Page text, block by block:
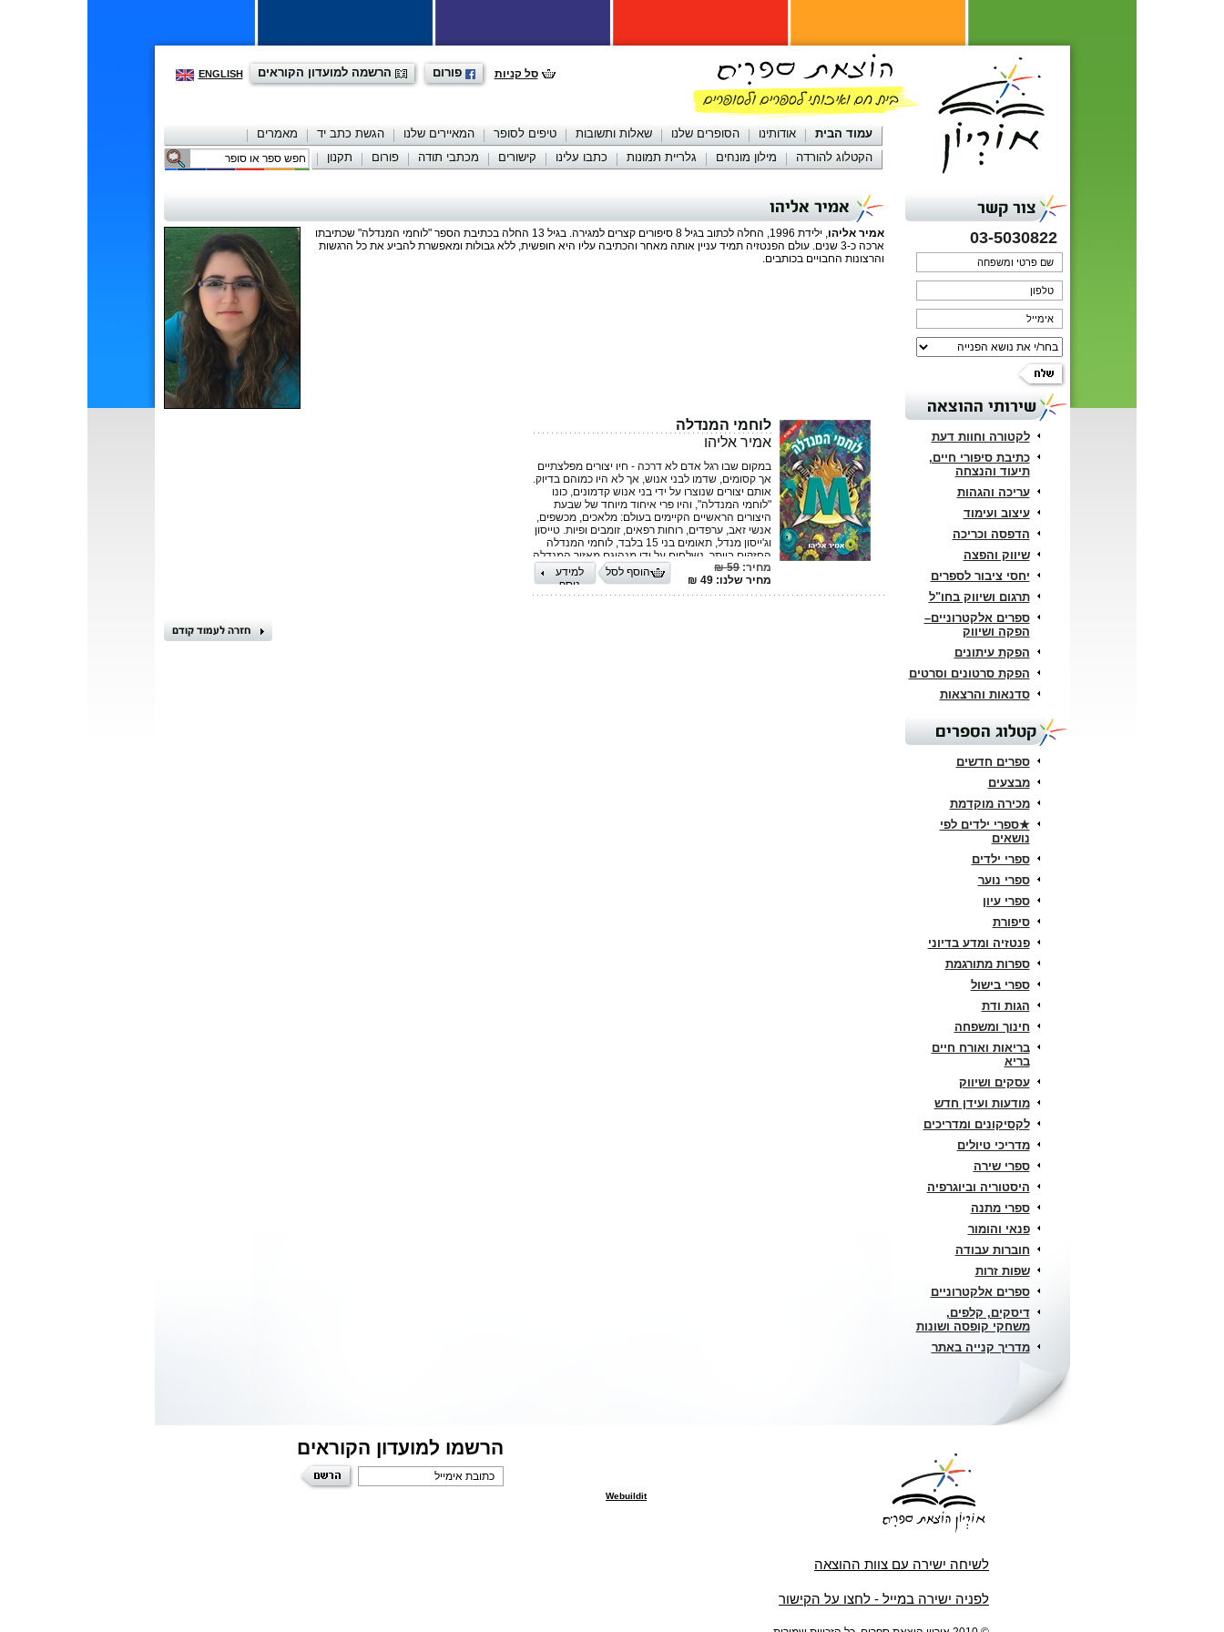
ENGLISH הרשמה למועדון הקוראים פורום סל קניות
עמוד הבית אודותינו הסופרים שלנו שאלות ותשובות טיפים לסופר המאיירים שלנו הגשת כתב יד
מאמרים
הקטלוג להורדה
מילון מונחים גלריית תמונות כתבו עלינו קישורים מכתבי תודה פורום תקנון יצירת קשר
צור קשר
03-5030822
שירותי ההוצאה
לקטורה וחוות דעת
כתיבת סיפורי חיים,
תיעוד והנצחה
עריכה והגהות
עיצוב ועימוד
הדפסה וכריכה
שיווק והפצה
יחסי ציבור לספרים
תרגום ושיווק בחו"ל
ספרים אלקטרוניים–
הפקה ושיווק
הפקת עיתונים
הפקת סרטונים וסרטים
סדנאות והרצאות
קטלוג הספרים
ספרים חדשים
מבצעים
מכירה מוקדמת
★ספרי ילדים לפי
נושאים
ספרי ילדים
ספרי נוער
ספרי עיון
סיפורת
פנטזיה ומדע בדיוני
ספרות מתורגמת
ספרי בישול
הגות ודת
חינוך ומשפחה
בריאות ואורח חיים
בריא
עסקים ושיווק
מודעות ועידן חדש
לקסיקונים ומדריכים
מדריכי טיולים
ספרי שירה
היסטוריה וביוגרפיה
ספרי מתנה
פנאי והומור
חוברות עבודה
שפות זרות
ספרים אלקטרוניים
דיסקים, קלפים,
משחקי קופסה ושונות
מדריך קנייה באתר
אמיר אליהו
אמיר אליהו
, ילידת 1996, החלה לכתוב בגיל 8 סיפורים קצרים למגירה. בגיל 13 החלה בכתיבת הספר "לוחמי המנדלה" שכתיבתו
ארכה כ-3 שנים. עולם הפנטזיה תמיד עניין אותה מאחר והכתיבה עליו היא חופשית, ללא גבולות ומאפשרת להביע את כל הרגשות
והרצונות החבויים בכותבים.
לוחמי המנדלה
אמיר אליהו
במקום שבו רגל אדם לא דרכה - חיו יצורים מפלצתיים
אך קסומים, שדמו לבני אנוש, אך לא היו כמוהם בדיוק.
אותם יצורים שנוצרו על ידי בני אנוש קדמונים, כונו
"לוחמי המנדלה", והיו פרי איחוד מיוחד של שבעת
היצורים הראשיים הקיימים בעולם: מלאכים, מכשפים,
אנשי זאב, ערפדים, רוחות רפאים, זומבים ופיות. טייסון
וג'ייסון מנדל, תאומים בני 15 בלבד, לוחמי המנדלה
החזקים ביותר, נשלחים על ידי מנהיגם מאזור המנדלה
לחיות בלוס אנג'לס בחברת בני אנוש בגילם ולהגן
עליהם מהיצורים הקסומים. כאשר התאומים נחשפים
לחייהם החדשים, הם מכירים חברים חדשים ואויבים,
מחיר:59 ₪
מחיר שלנו: 49 ₪
למידע
נוסף
הוסף לסל
הרשמו למועדון הקוראים
לשיחה ישירה עם צוות ההוצאה
לפניה ישירה במייל - לחצו על הקישור
Webuildit